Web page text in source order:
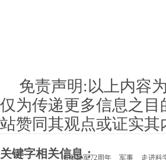
免责声明:以上内容
仅为传递更多信息之
站赞同其观点或证实其
关键字相关信息：
海军建军72周年 军事 走进科